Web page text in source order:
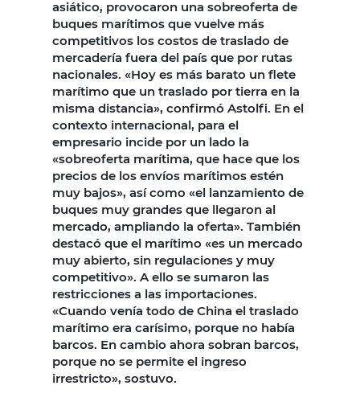
asiático, provocaron una sobreoferta de
buques marítimos que vuelve más
competitivos los costos de traslado de
mercadería fuera del país que por rutas
nacionales. «Hoy es más barato un flete
marítimo que un traslado por tierra en la
misma distancia», confirmó Astolfi. En el
contexto internacional, para el
empresario incide por un lado la
«sobreoferta marítima, que hace que los
precios de los envíos marítimos estén
muy bajos», así como «el lanzamiento de
buques muy grandes que llegaron al
mercado, ampliando la oferta». También
destacó que el marítimo «es un mercado
muy abierto, sin regulaciones y muy
competitivo». A ello se sumaron las
restricciones a las importaciones.
«Cuando venía todo de China el traslado
marítimo era carísimo, porque no había
barcos. En cambio ahora sobran barcos,
porque no se permite el ingreso
irrestricto», sostuvo.